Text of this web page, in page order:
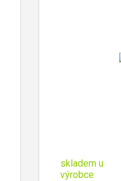
skladem u
výrobce